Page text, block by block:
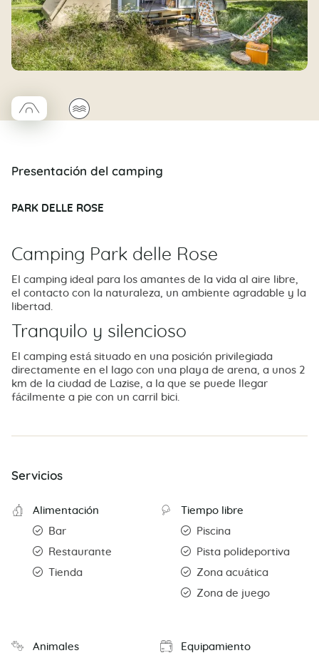
□Coco trapèze
🌊
Presentación del camping
PARK DELLE ROSE
Camping Park delle Rose
El camping ideal para los amantes de la vida al aire libre,
el contacto con la naturaleza, un ambiente agradable y la
libertad.
Tranquilo y silencioso
El camping está situado en una posición privilegiada
directamente en el lago con una playa de arena, a unos 2
km de la ciudad de Lazise, a la que se puede llegar
fácilmente a pie con un carril bici.
Servicios
Alimentación
Bar
Restaurante
Tienda
Tiempo libre
Piscina
Pista polideportiva
Zona acuática
Zona de juego
Animales
Equipamiento